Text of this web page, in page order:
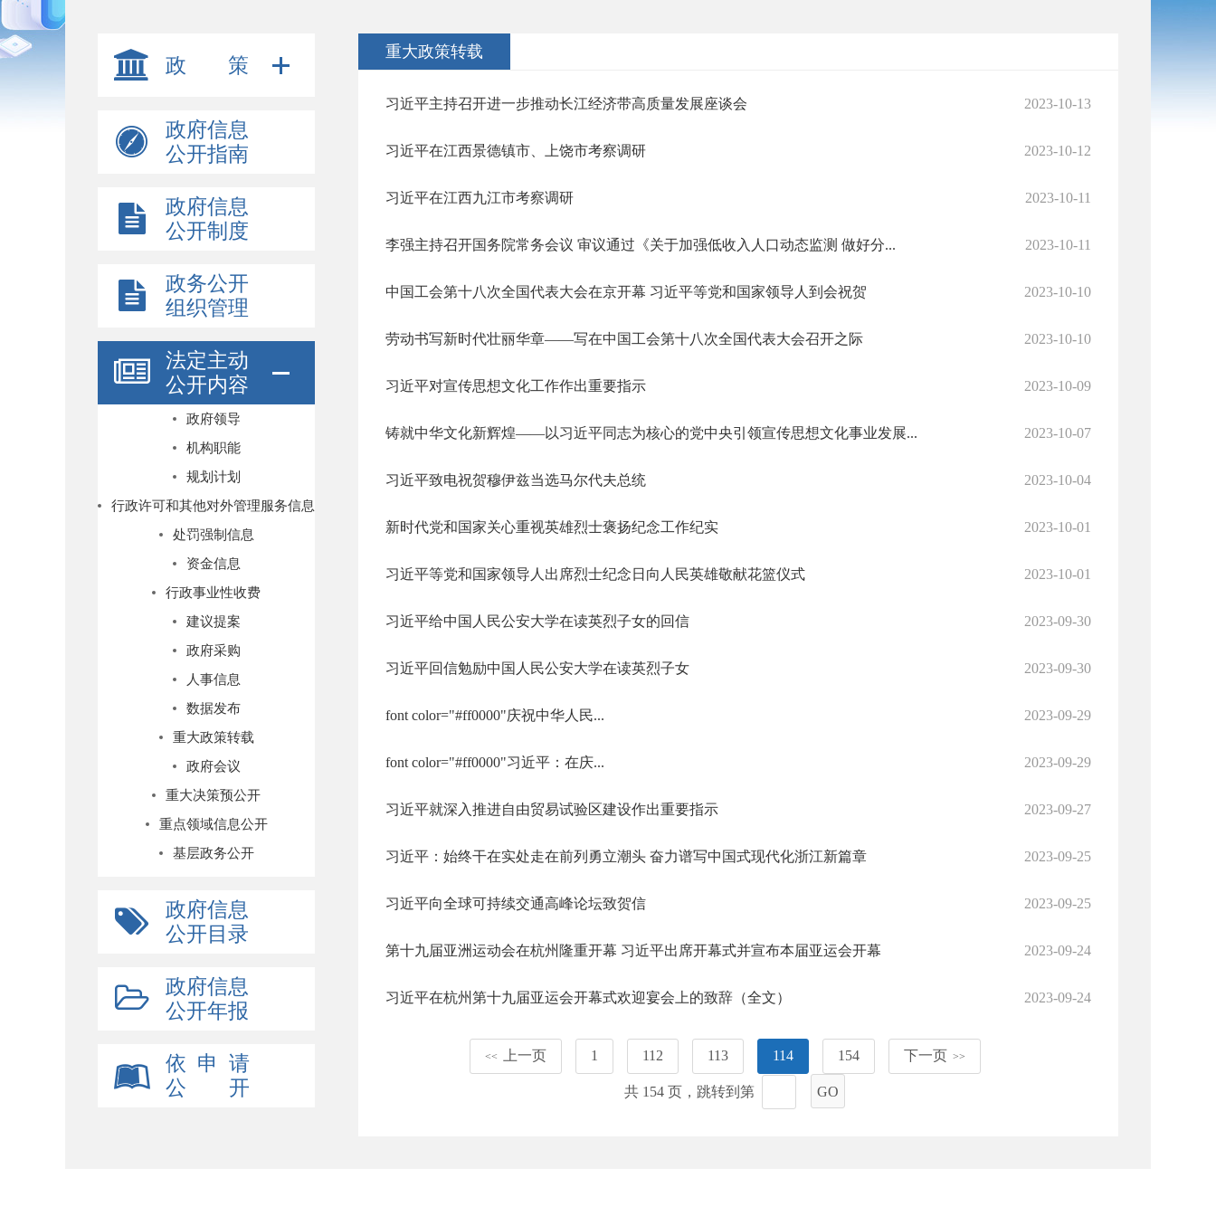
政 策
政府信息
公开指南
政府信息
公开制度
政务公开
组织管理
法定主动
公开内容
政府领导
机构职能
规划计划
行政许可和其他对外管理服务信息
处罚强制信息
资金信息
行政事业性收费
建议提案
政府采购
人事信息
数据发布
重大政策转载
政府会议
重大决策预公开
重点领域信息公开
基层政务公开
政府信息
公开目录
政府信息
公开年报
依 申 请
公 开
重大政策转载
习近平主持召开进一步推动长江经济带高质量发展座谈会 2023-10-13
习近平在江西景德镇市、上饶市考察调研 2023-10-12
习近平在江西九江市考察调研 2023-10-11
李强主持召开国务院常务会议 审议通过《关于加强低收入人口动态监测 做好分... 2023-10-11
中国工会第十八次全国代表大会在京开幕 习近平等党和国家领导人到会祝贺 2023-10-10
劳动书写新时代壮丽华章——写在中国工会第十八次全国代表大会召开之际 2023-10-10
习近平对宣传思想文化工作作出重要指示 2023-10-09
铸就中华文化新辉煌——以习近平同志为核心的党中央引领宣传思想文化事业发展... 2023-10-07
习近平致电祝贺穆伊兹当选马尔代夫总统 2023-10-04
新时代党和国家关心重视英雄烈士褒扬纪念工作纪实 2023-10-01
习近平等党和国家领导人出席烈士纪念日向人民英雄敬献花篮仪式 2023-10-01
习近平给中国人民公安大学在读英烈子女的回信 2023-09-30
习近平回信勉励中国人民公安大学在读英烈子女 2023-09-30
font color="#ff0000"庆祝中华人民... 2023-09-29
font color="#ff0000"习近平：在庆... 2023-09-29
习近平就深入推进自由贸易试验区建设作出重要指示 2023-09-27
习近平：始终干在实处走在前列勇立潮头 奋力谱写中国式现代化浙江新篇章 2023-09-25
习近平向全球可持续交通高峰论坛致贺信 2023-09-25
第十九届亚洲运动会在杭州隆重开幕 习近平出席开幕式并宣布本届亚运会开幕 2023-09-24
习近平在杭州第十九届亚运会开幕式欢迎宴会上的致辞（全文） 2023-09-24
<< 上一页 1 112 113 114 154 下一页 >>
共 154 页，跳转到第 GO